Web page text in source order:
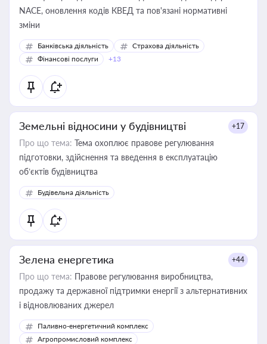
NACE, оновлення кодів КВЕД та пов'язані нормативні
зміни
Банківська діяльність
Страхова діяльність
Фінансові послуги
+13
Земельні відносини у будівництві +17
Про що тема: Тема охоплює правове регулювання
підготовки, здійснення та введення в експлуатацію
об’єктів будівництва
Будівельна діяльність
Зелена енергетика +44
Про що тема: Правове регулювання виробництва,
продажу та державної підтримки енергії з альтернативних
і відновлюваних джерел
Паливно-енергетичний комплекс
Агропромисловий комплекс